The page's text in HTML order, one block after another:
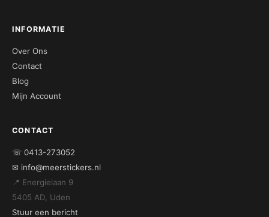
INFORMATIE
Over Ons
Contact
Blog
Mijn Account
CONTACT
☏ 0413-273052
✉ info@meerstickers.nl
📍 Energielaan 9
5405 AD, Uden
Stuur een bericht